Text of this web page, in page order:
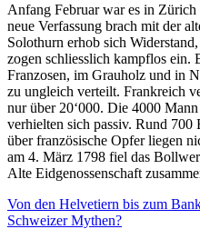
Anfang Februar war es in
neue Verfassung brach mit der
Solothurn erhob sich
zogen schliesslich kampflos ein.
Franzosen, im Grauholz und in
zu ungleich verteilt. Frankreich
nur über 20‘000. Die 4000
verhielten sich passiv. Rund
über französische Opfer liegen
am 4. März 1798 fiel das
Alte Eidgenossenschaft
Von den Helvetiern bis zum
Schweizer Mythen?